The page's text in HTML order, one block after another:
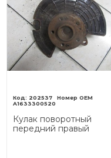
202537
A1633300520
Кулак поворотный
передний правый